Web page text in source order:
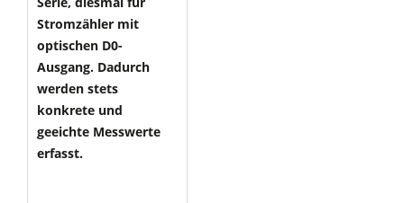
Stromzähler mit
optischen D0-
Ausgang. Dadurch
werden stets
konkrete und
geeichte Messwerte
erfasst.